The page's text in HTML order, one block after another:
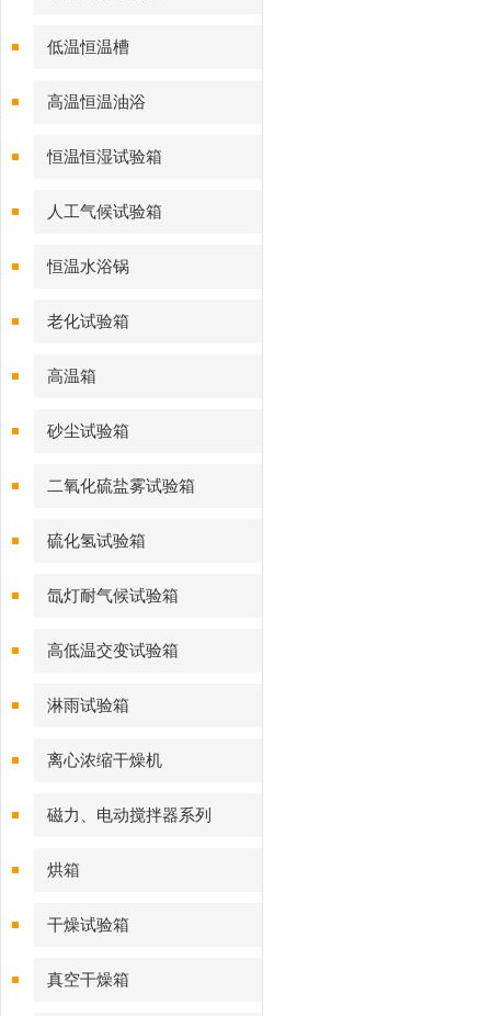
低温恒温槽
高温恒温油浴
恒温恒湿试验箱
人工气候试验箱
恒温水浴锅
老化试验箱
高温箱
砂尘试验箱
二氧化硫盐雾试验箱
硫化氢试验箱
氙灯耐气候试验箱
高低温交变试验箱
淋雨试验箱
离心浓缩干燥机
磁力、电动搅拌器系列
烘箱
干燥试验箱
真空干燥箱